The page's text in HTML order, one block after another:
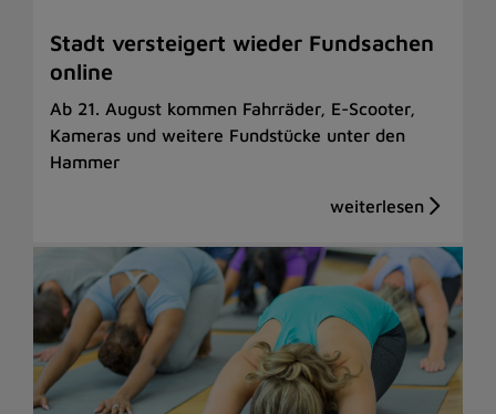
Stadt versteigert wieder Fundsachen
online
Ab 21. August kommen Fahrräder, E-Scooter,
Kameras und weitere Fundstücke unter den
Hammer